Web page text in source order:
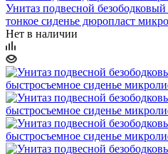
Унитаз подвесной
тонкое сиденье дюропласт
Нет в наличии